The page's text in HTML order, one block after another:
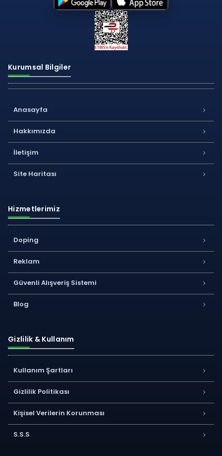
Kurumsal Bilgiler
Anasayfa
Hakkımızda
İletişim
Site Haritası
Hizmetlerimiz
Doping
Reklam
Güvenli Alışveriş Sistemi
Blog
Gizlilik & Kullanım
Kullanım Şartları
Gizlilik Politikası
Kişisel Verilerin Korunması
S.S.S